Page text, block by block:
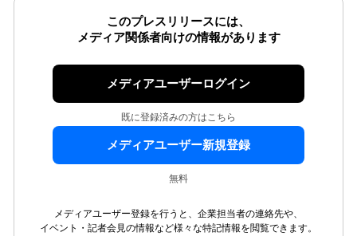
このプレスリリースには、
メディア関係者向けの情報があります
メディアユーザーログイン
既に登録済みの方はこちら
メディアユーザー新規登録
無料
メディアユーザー登録を行うと、企業担当者の連絡先や、
イベント・記者会見の情報など様々な特記情報を閲覧できます。